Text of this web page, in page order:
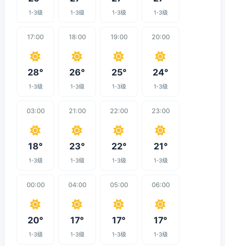
1-3级 1-3级 1-3级 1-3级
17:00
28°
1-3级
18:00
26°
1-3级
19:00
25°
1-3级
20:00
24°
1-3级
03:00
18°
1-3级
21:00
23°
1-3级
22:00
22°
1-3级
23:00
21°
1-3级
00:00
20°
1-3级
04:00
17°
1-3级
05:00
17°
1-3级
06:00
17°
1-3级